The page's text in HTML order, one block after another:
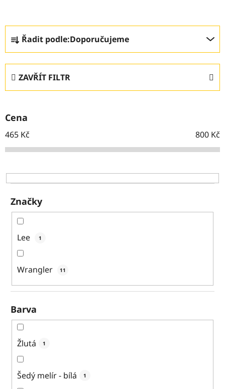
Ř
a
z
n
r
o
d
k
t
ů
Řadit podle:Doporučujeme
ZAVŘÍT FILTR
Cena
465 Kč 800 Kč
Značky
Lee 1
Wrangler 11
Barva
Žlutá 1
Šedý melír - bílá 1